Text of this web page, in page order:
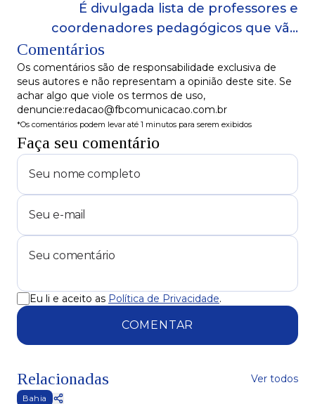
É divulgada lista de professores e
coordenadores pedagógicos que vão
receber gratificação de estímulo ao
aperfeiçoamento
Comentários
Os comentários são de responsabilidade exclusiva de
seus autores e não representam a opinião deste site. Se
achar algo que viole os termos de uso,
denuncie:redacao@fbcomunicacao.com.br
*Os comentários podem levar até 1 minutos para serem exibidos
Faça seu comentário
Eu li e aceito as Política de Privacidade.
COMENTAR
Relacionadas Ver todos
Bahia